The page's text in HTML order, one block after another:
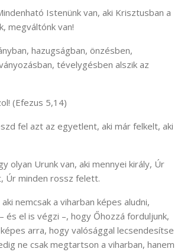
Istenünk van, aki Krisztusban a
megváltónk van!
hazugságban, önzésben,
tévelygésben alszik az
(Efezus 5,14)
fel azt az egyetlent, aki már felkelt, aki
olyan Urunk van, aki mennyei király, Úr
Úr minden rossz felett.
nemcsak a viharban képes aludni,
és el is végzi –, hogy Őhozzá forduljunk,
arra, hogy valósággal lecsendesítse
ne csak megtartson a viharban, hanem